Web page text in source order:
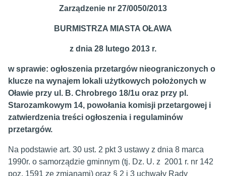
Zarządzenie nr 27/0050/2013
BURMISTRZA MIASTA OŁAWA
z dnia 28 lutego 2013 r.
w sprawie: ogłoszenia przetargów nieograniczonych o
klucze na wynajem lokali użytkowych położonych w
Oławie przy ul. B. Chrobrego 18/1u oraz przy pl.
Starozamkowym 14, powołania komisji przetargowej i
zatwierdzenia treści ogłoszenia i regulaminów
przetargów.
Na podstawie art. 30 ust. 2 pkt 3 ustawy z dnia 8 marca
1990r. o samorządzie gminnym (tj. Dz. U. z 2001 r. nr 142
poz. 1591 ze zmianami) oraz § 2 i 3 uchwały Rady